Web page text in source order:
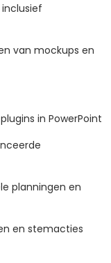
van mockups en
in PowerPoint
planningen en
en stemacties